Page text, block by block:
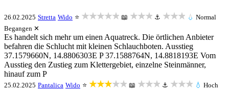
26.02.2025 Stretta Wido ⭐ ★★★★★ 📖 ★★★ ⚓ ★★★ 💧 Normal
Begangen ✕
Es handelt sich mehr um einen Aquatreck. Die örtlichen Anbieter
befahren die Schlucht mit kleinen Schlauchboten. Ausstieg
37.1579660N, 14.8806303E P 37.1588764N, 14.8818193E Vom
Ausstieg den Zustieg zum Klettergebiet, einzelne Steinmänner,
hinauf zum P
25.02.2025 Pantalica Wido ⭐ ★★★★★ 📖 ★★★ ⚓ ★★★ 💧 Hoch